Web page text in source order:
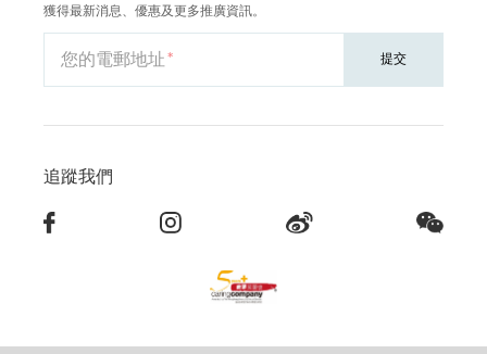
獲得最新消息、優惠及更多推廣資訊。
您的電郵地址 提交
追蹤我們